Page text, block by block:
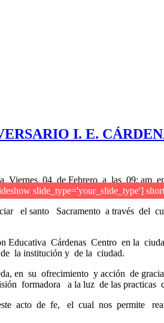
I. E.
04 de Febrero a las 09: am
slide_type='your_slide_type']
santo Sacramento a través del
Educativa Cárdenas Centro en la
la institución y de la ciudad.
en su ofrecimiento y acción de
formadora a la luz de las practicas
acto de fe, el cual nos permite